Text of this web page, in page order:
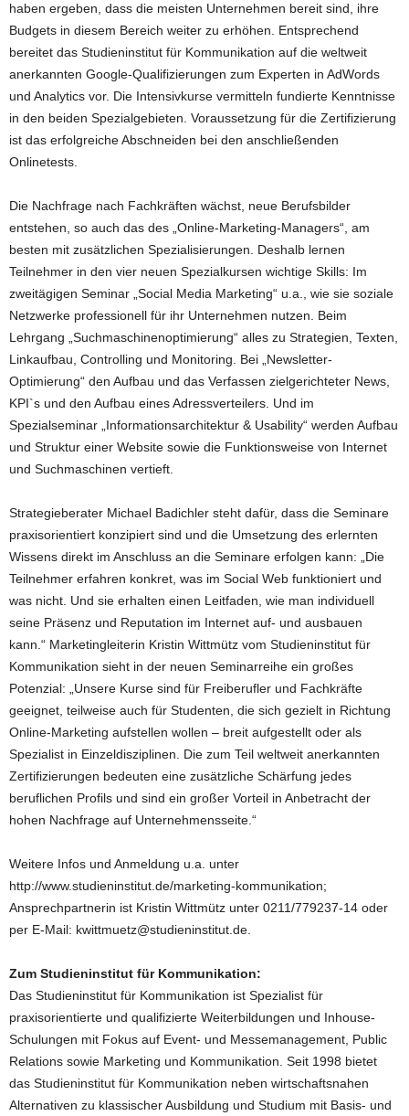
haben ergeben, dass die meisten Unternehmen bereit sind, ihre
Budgets in diesem Bereich weiter zu erhöhen. Entsprechend
bereitet das Studieninstitut für Kommunikation auf die weltweit
anerkannten Google-Qualifizierungen zum Experten in AdWords
und Analytics vor. Die Intensivkurse vermitteln fundierte Kenntnisse
in den beiden Spezialgebieten. Voraussetzung für die Zertifizierung
ist das erfolgreiche Abschneiden bei den anschließenden
Onlinetests.
Die Nachfrage nach Fachkräften wächst, neue Berufsbilder
entstehen, so auch das des „Online-Marketing-Managers“, am
besten mit zusätzlichen Spezialisierungen. Deshalb lernen
Teilnehmer in den vier neuen Spezialkursen wichtige Skills: Im
zweitägigen Seminar „Social Media Marketing“ u.a., wie sie soziale
Netzwerke professionell für ihr Unternehmen nutzen. Beim
Lehrgang „Suchmaschinen­optimierung“ alles zu Strategien, Texten,
Linkaufbau, Controlling und Monitoring. Bei „Newsletter-
Optimierung“ den Aufbau und das Verfassen zielgerichteter News,
KPI`s und den Aufbau eines Adressverteilers. Und im
Spezialseminar „Informationsarchitektur & Usability“ werden Aufbau
und Struktur einer Website sowie die Funktionsweise von Internet
und Suchmaschinen vertieft.
Strategieberater Michael Badichler steht dafür, dass die Seminare
praxisorientiert konzipiert sind und die Umsetzung des erlernten
Wissens direkt im Anschluss an die Seminare erfolgen kann: „Die
Teilnehmer erfahren konkret, was im Social Web funktioniert und
was nicht. Und sie erhalten einen Leitfaden, wie man individuell
seine Präsenz und Reputation im Internet auf- und ausbauen
kann.“ Marketingleiterin Kristin Wittmütz vom Studieninstitut für
Kommunikation sieht in der neuen Seminarreihe ein großes
Potenzial: „Unsere Kurse sind für Freiberufler und Fachkräfte
geeignet, teilweise auch für Studenten, die sich gezielt in Richtung
Online-Marketing aufstellen wollen – breit aufgestellt oder als
Spezialist in Einzeldisziplinen. Die zum Teil weltweit anerkannten
Zertifizierungen bedeuten eine zusätzliche Schärfung jedes
beruflichen Profils und sind ein großer Vorteil in Anbetracht der
hohen Nachfrage auf Unternehmensseite.“
Weitere Infos und Anmeldung u.a. unter
http://www.studieninstitut.de/marketing-kommunikation;
Ansprechpartnerin ist Kristin Wittmütz unter 0211/779237-14 oder
per E-Mail: kwittmuetz@studieninstitut.de.
Zum Studieninstitut für Kommunikation:
Das Studieninstitut für Kommunikation ist Spezialist für
praxisorientierte und qualifizierte Weiterbildungen und Inhouse-
Schulungen mit Fokus auf Event- und Messemanagement, Public
Relations sowie Marketing und Kommunikation. Seit 1998 bietet
das Studieninstitut für Kommunikation neben wirtschaftsnahen
Alternativen zu klassischer Ausbildung und Studium mit Basis- und